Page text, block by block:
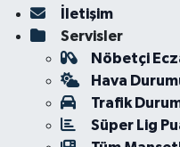
İletişim
Servisler
Nöbetçi
Hava
Trafik
Süper Lig